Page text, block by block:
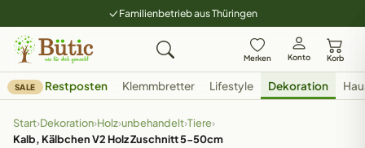
Familienbetrieb aus Thüringen
Merken Konto Korb
SALE Restposten Klemmbretter Lifestyle Dekoration
Start›Dekoration›Holz›unbehandelt›Tiere›
Kalb, Kälbchen V2 Holz Zuschnitt 5-50cm